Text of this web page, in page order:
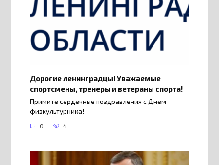
Дорогие ленинградцы! Уважаемые
спортсмены, тренеры и ветераны спорта!
Примите сердечные поздравления с Днем
физкультурника!
0 4